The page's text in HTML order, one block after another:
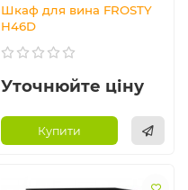
Шкаф для вина FROSTY
H46D
Уточнюйте ціну
Купити